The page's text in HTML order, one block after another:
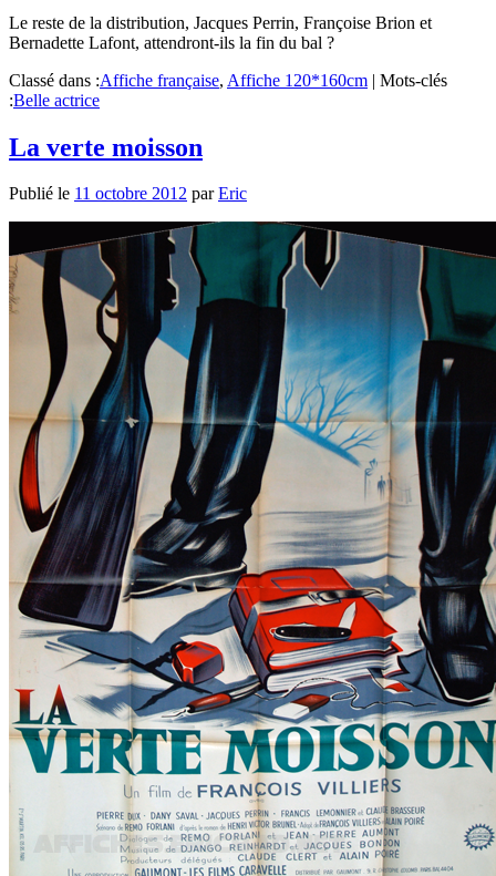
Le reste de la distribution, Jacques Perrin, Françoise Brion et
Bernadette Lafont, attendront-ils la fin du bal ?
Classé dans :Affiche française, Affiche 120*160cm | Mots-clés
:Belle actrice
La verte moisson
Publié le 11 octobre 2012 parEric